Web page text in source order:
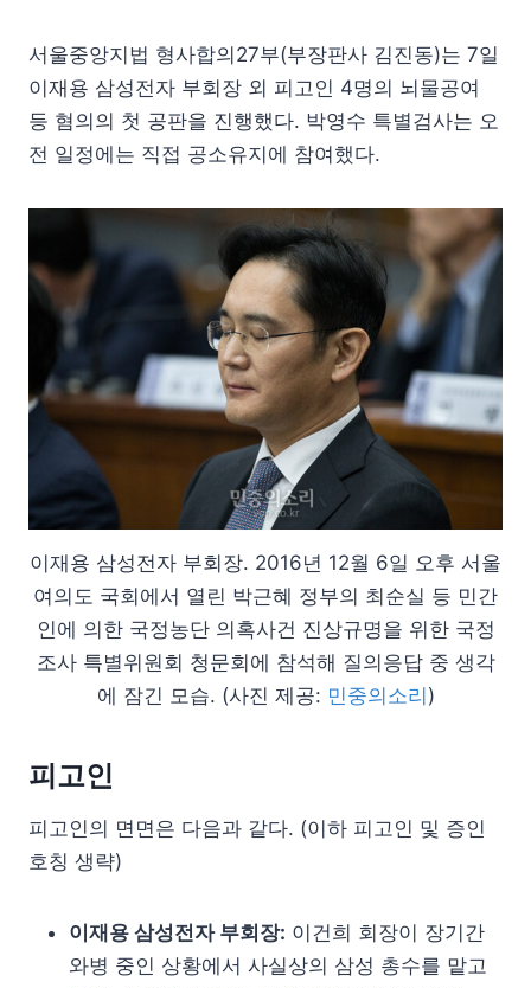
서울중앙지법 형사합의27부(부장판사 김진동)는 7일
이재용 삼성전자 부회장 외 피고인 4명의 뇌물공여
등 혐의의 첫 공판을 진행했다. 박영수 특별검사는 오
전 일정에는 직접 공소유지에 참여했다.
이재용 삼성전자 부회장. 2016년 12월 6일 오후 서울
여의도 국회에서 열린 박근혜 정부의 최순실 등 민간
인에 의한 국정농단 의혹사건 진상규명을 위한 국정
조사 특별위원회 청문회에 참석해 질의응답 중 생각
에 잠긴 모습. (사진 제공: 민중의소리 )
피고인
피고인의 면면은 다음과 같다. (이하 피고인 및 증인
호칭 생략)
이재용 삼성전자 부회장: 이건희 회장이 장기간
와병 중인 상황에서 사실상의 삼성 총수를 맡고